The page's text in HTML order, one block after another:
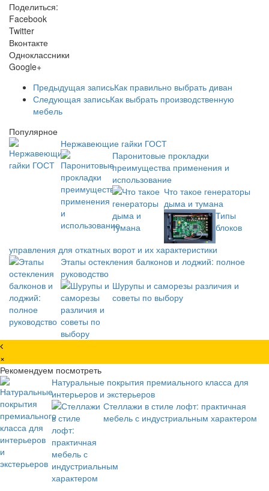
Поделиться:
Facebook
Twitter
Вконтакте
Одноклассники
Google+
Предыдущая записьКак правильно выбрать диван
Следующая записьКак выбрать производственную
мебель
Популярное
Нержавеющие гайки ГОСТ
Паронитовые прокладки
преимущества применения и
использование
Что такое генераторы
дыма и тумана
Типы
блоков
управления для откатных ворот и их характеристики
Этапы остекления балконов и лоджий: полное
руководство
Шурупы и саморезы различия и
советы по выбору
×
Рекомендуем посмотреть
Натуральные покрытия премиального класса для
интерьеров и экстерьеров
Стеллажи в стиле лофт: практичная
мебель с индустриальным характером